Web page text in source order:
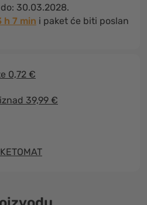
30.03.2028.
h 7 min i paket će biti poslan
0,72 €
39,99 €